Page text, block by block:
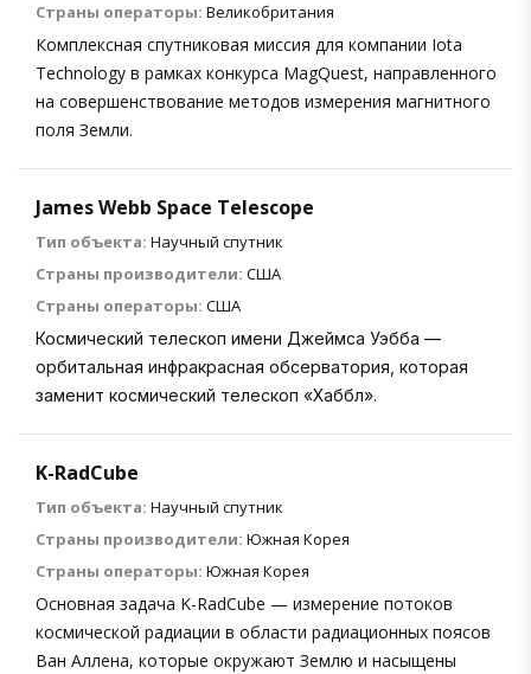
Страны операторы: Великобритания
Комплексная спутниковая миссия для компании Iota
Technology в рамках конкурса MagQuest, направленного
на совершенствование методов измерения магнитного
поля Земли.
James Webb Space Telescope
Тип объекта: Научный спутник
Страны производители: США
Страны операторы: США
Космический телескоп имени Джеймса Уэбба —
орбитальная инфракрасная обсерватория, которая
заменит космический телескоп «Хаббл».
K-RadCube
Тип объекта: Научный спутник
Страны производители: Южная Корея
Страны операторы: Южная Корея
Основная задача K-RadCube — измерение потоков
космической радиации в области радиационных поясов
Ван Аллена, которые окружают Землю и насыщены